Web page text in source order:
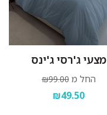
מצעי ג'רסי ג'ינס
החל מ ₪99.00
₪49.50